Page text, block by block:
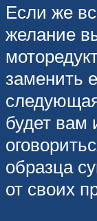
Если же
желание
заменить
будет вам
образца
от своих